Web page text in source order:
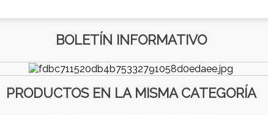
BOLETÍN INFORMATIVO
PRODUCTOS EN LA MISMA CATEGORÍA